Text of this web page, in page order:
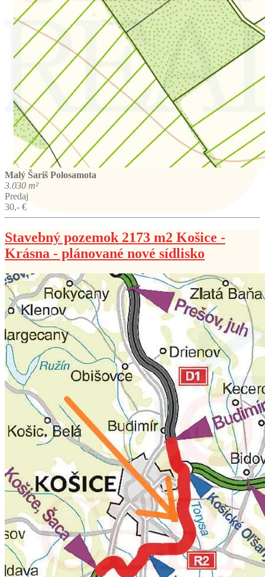
Malý Šariš Polosamota
3.030 m²
Predaj
30,- €
Stavebný pozemok 2173 m2 Košice -
Krásna - plánované nové sídlisko